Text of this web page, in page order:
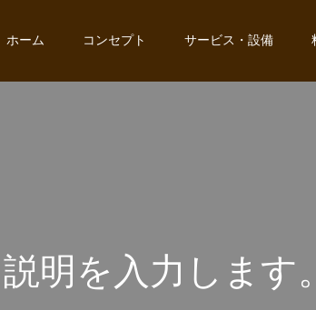
ホーム コンセプト サービス・設備
説明 を 入 力 し ま す